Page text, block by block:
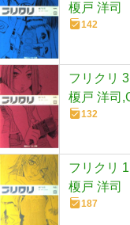
榎戸 洋司
142
フリクリ
榎戸 洋司
132
フリクリ
榎戸 洋司
187